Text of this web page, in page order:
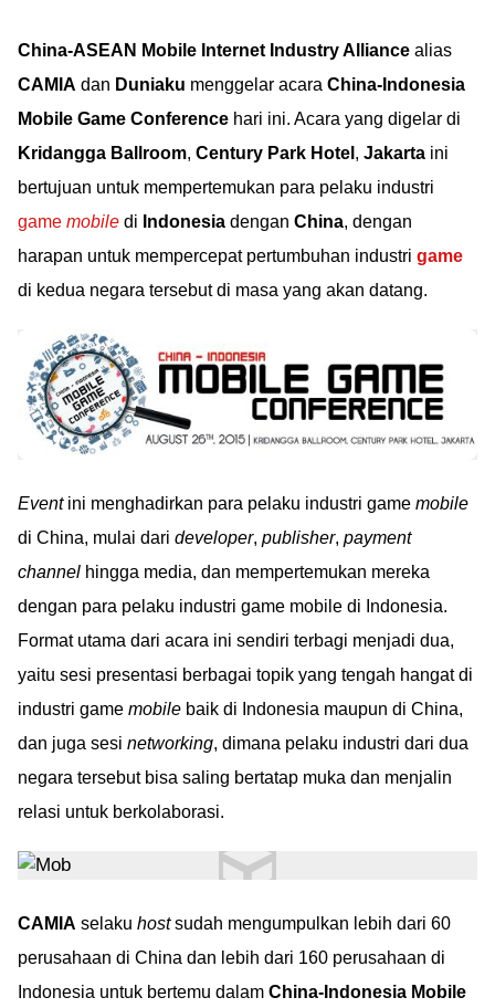
China-ASEAN Mobile Internet Industry Alliance alias
CAMIA dan Duniaku menggelar acara China-Indonesia
Mobile Game Conference hari ini. Acara yang digelar di
Kridangga Ballroom, Century Park Hotel , Jakarta ini
bertujuan untuk mempertemukan para pelaku industri
game mobile di Indonesia dengan China, dengan
harapan untuk mempercepat pertumbuhan industri game
di kedua negara tersebut di masa yang akan datang.
Eventini menghadirkan para pelaku industri game mobile
di China, mulai dari developer, publisher, payment
channel hingga media, dan mempertemukan mereka
dengan para pelaku industri game mobile di Indonesia.
Format utama dari acara ini sendiri terbagi menjadi dua,
yaitu sesi presentasi berbagai topik yang tengah hangat di
industri game mobile baik di Indonesia maupun di China,
dan juga sesi networking, dimana pelaku industri dari dua
negara tersebut bisa saling bertatap muka dan menjalin
relasi untuk berkolaborasi.
CAMIA selaku hostsudah mengumpulkan lebih dari 60
perusahaan di China dan lebih dari 160 perusahaan di
Indonesia untuk bertemu dalam China-Indonesia Mobile